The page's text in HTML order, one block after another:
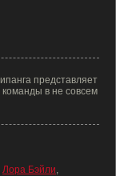
представляет
в не совсем
Лора Бэйли,